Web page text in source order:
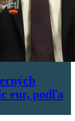
eur, podľa